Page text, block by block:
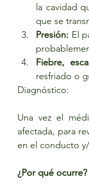
la cavidad
que se
Presión: El
Fiebre,
resfriado o
Diagnóstico:
Una vez el
afectada, para
en el conducto
¿Por qué ocurre?